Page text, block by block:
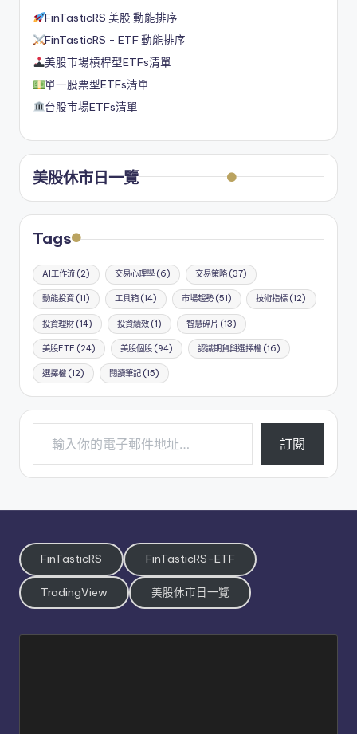
FinTasticRS 美股 動能排序
FinTasticRS - ETF 動能排序
美股市場槓桿型ETFs清單
單一股票型ETFs清單
台股市場ETFs清單
美股休市日一覽
Tags
AI工作流 (2) 交易心理學(6) 交易策略(37)
動能投資 (11) 工具箱(14) 市場趨勢(51) 技術指標 (12)
投資理財 (14) 投資績效(1) 智慧碎片 (13)
美股ETF (24) 美股個股(94) 認識期貨與選擇權(16)
選擇權 (12) 閱讀筆記(15)
輸入你的電子郵件地址…
訂閱
FinTasticRS FinTasticRS-ETF
TradingView 美股休市日一覽